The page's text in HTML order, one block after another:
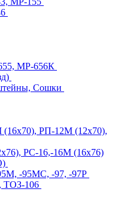
МР-656К
Сошки
РП-12М (12х70),
РС-16,-16М (16х76)
-95МС, -97, -97Р
ТОЗ-106